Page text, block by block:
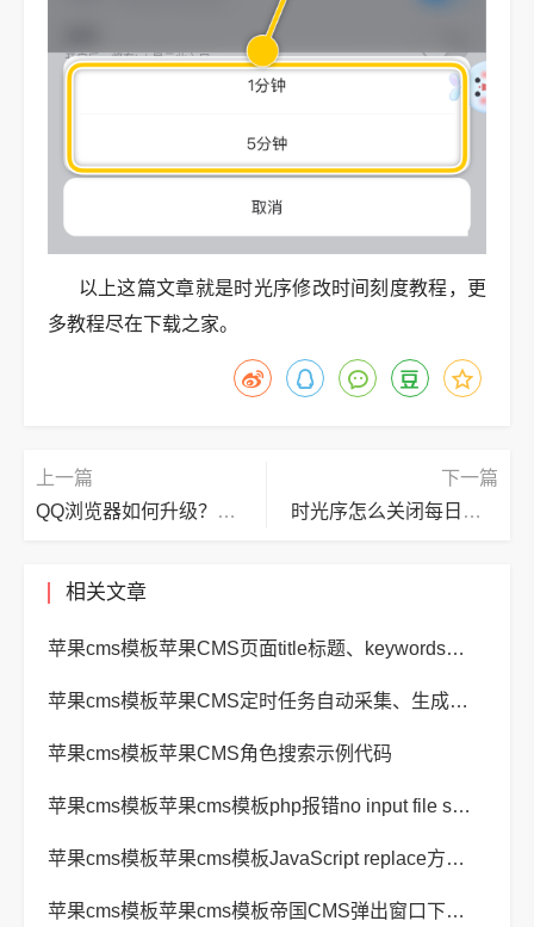
以上这篇文章就是时光序修改时间刻度教程，更
多教程尽在下载之家。
上一篇
QQ浏览器如何升级？QQ浏览器升级的操作步骤
下一篇
时光序怎么关闭每日推送？时光序关闭每日推送教程
相关文章
苹果cms模板苹果CMS页面title标题、keywords关键词、description描述SEO优化
苹果cms模板苹果CMS定时任务自动采集、生成、推送
苹果cms模板苹果CMS角色搜索示例代码
苹果cms模板苹果cms模板php报错no input file specified解决方法
苹果cms模板苹果cms模板JavaScript replace方法替换字符串空格方法
苹果cms模板苹果cms模板帝国CMS弹出窗口下载方式改为点击链接直接下载教程